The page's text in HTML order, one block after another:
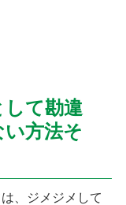
して勘違
方法そ
、ジメジメして